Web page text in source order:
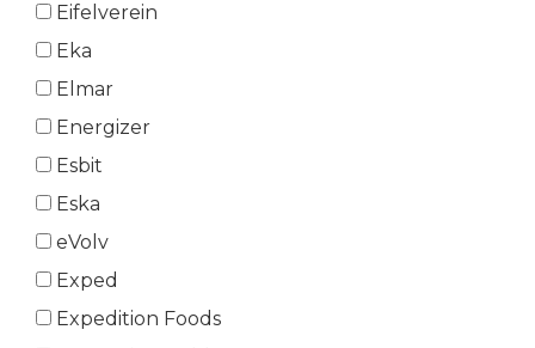
Eifelverein
Eka
Elmar
Energizer
Esbit
Eska
eVolv
Exped
Expedition Foods